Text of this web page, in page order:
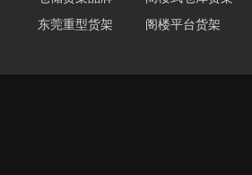
东莞重型货架
阁楼平台货架
重型横梁式货架
江门重型货架